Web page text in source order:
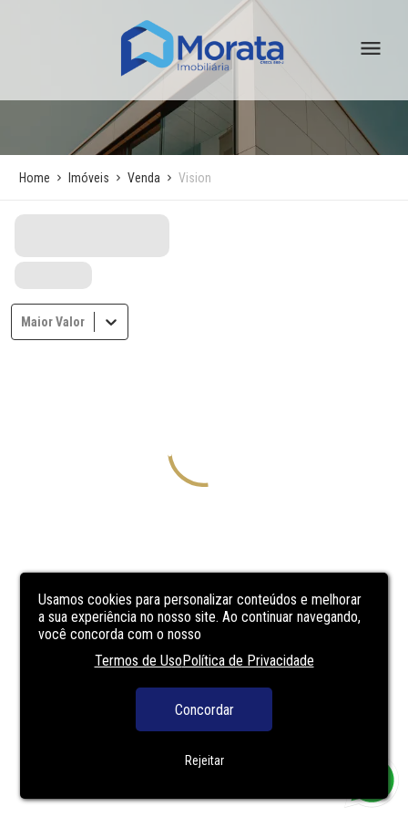
Usamos cookies para personalizar conteúdos e melhorar
a sua experiência no nosso site. Ao continuar navegando,
você concorda com o nosso
Termos de UsoPolítica de Privacidade
Concordar
Rejeitar
Home Imóveis Venda Vision
Maior Valor